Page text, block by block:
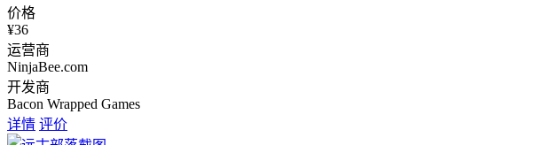
价格
¥36
运营商
NinjaBee.com
开发商
Bacon Wrapped Games
详情 评价